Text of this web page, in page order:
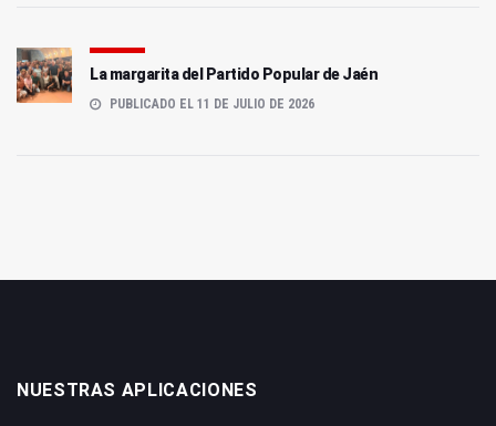
La margarita del Partido Popular de Jaén
PUBLICADO EL 11 DE JULIO DE 2026
NUESTRAS APLICACIONES